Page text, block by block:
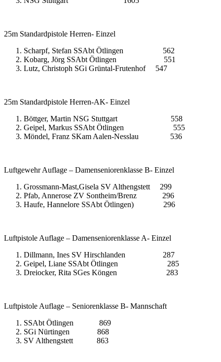
25m Standardpistole Herren- Einzel
Scharpf, Stefan SSAbt Ötlingen 562
Kobarg, Jörg SSAbt Ötlingen 551
Lutz, Christoph SGi Grüntal-Frutenhof 547
25m Standardpistole Herren-AK- Einzel
Böttger, Martin NSG Stuttgart 558
Geipel, Markus SSAbt Ötlingen 555
Möndel, Franz SKam Aalen-Nesslau 536
Luftgewehr Auflage – Damenseniorenklasse B- Einzel
Grossmann-Mast,Gisela SV Althengstett 299
Pfab, Annerose ZV Sontheim/Brenz 296
Haufe, Hannelore SSAbt Ötlingen) 296
Luftpistole Auflage – Damenseniorenklasse A- Einzel
Dillmann, Ines SV Hirschlanden 287
Geipel, Liane SSAbt Ötlingen 285
Dreiocker, Rita SGes Köngen 283
Luftpistole Auflage – Seniorenklasse B- Mannschaft
SSAbt Ötlingen 869
SGi Nürtingen 868
SV Althengstett 863